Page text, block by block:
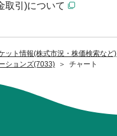
ット情報(株式市況・株価検索など)
ションズ(7033)
チャート
取引)について